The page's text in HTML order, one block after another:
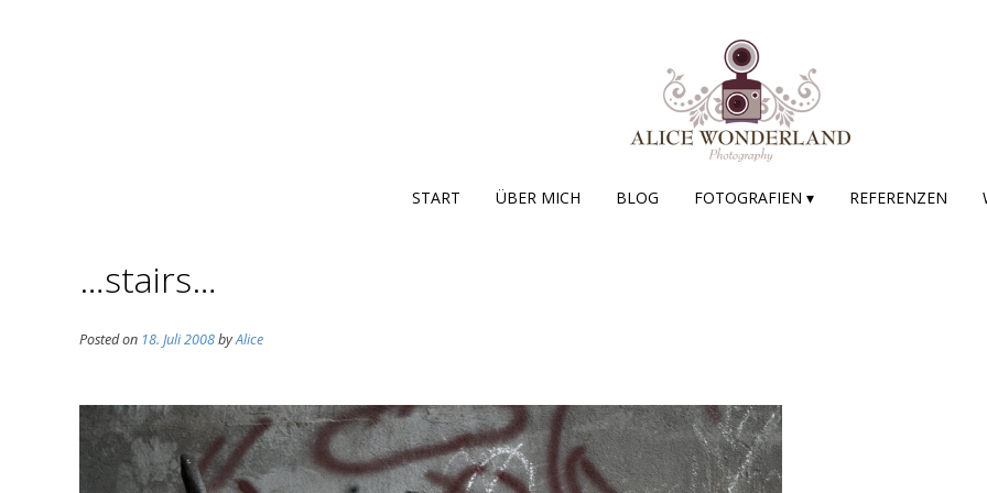
START ÜBER MICH BLOG FOTOGRAFIEN ▾ REFERENZEN
…stairs…
Posted on 18. Juli 2008byAlice